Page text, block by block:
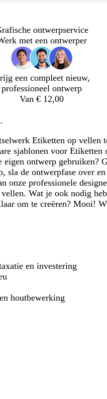
ontwerpservice
met een ontwerper
een compleet nieuw,
professioneel ontwerp
Van € 12,00
Etiketten op vellen
sjablonen voor
ontwerp gebruiken?
de ontwerpfase over
onze professionele
Wat je ook nodig
om te creëren? Mooi!
en investering
houtbewerking